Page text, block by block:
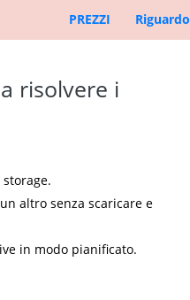
PREZZI Riguardo
risolvere i
altro senza scaricare e
in modo pianificato.